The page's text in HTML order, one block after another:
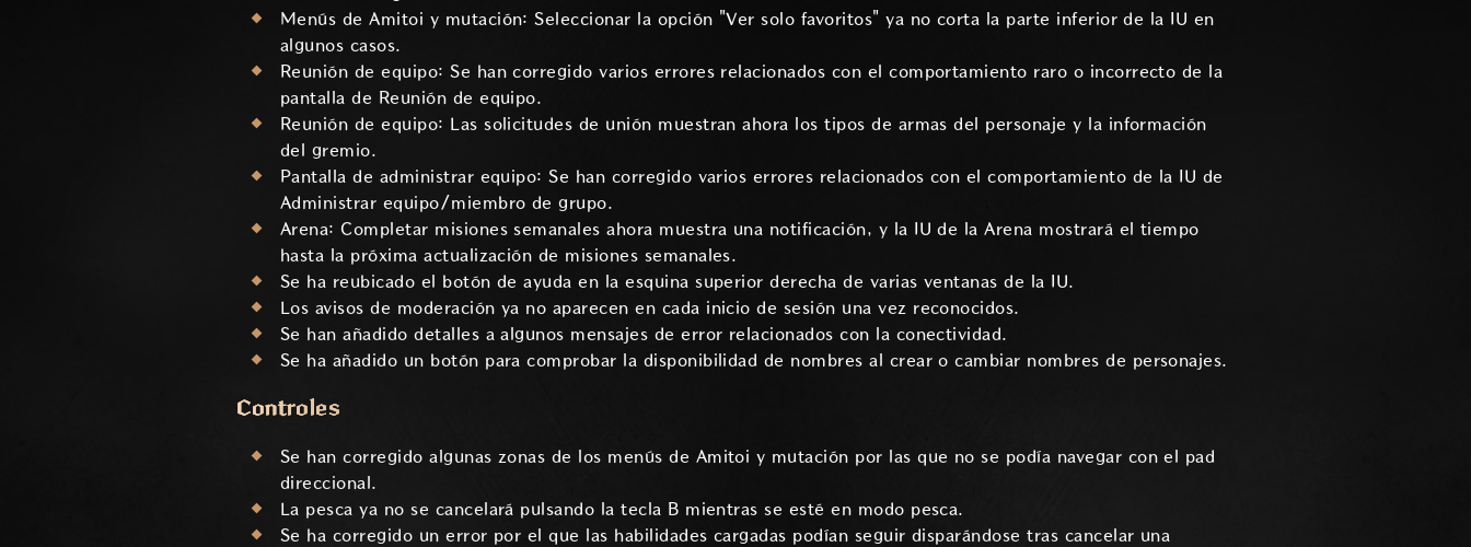
Menús de Amitoi y mutación: Seleccionar la opción "Ver solo favoritos" ya no corta la parte inferior de la IU en
algunos casos.
Reunión de equipo: Se han corregido varios errores relacionados con el comportamiento raro o incorrecto de la
pantalla de Reunión de equipo.
Reunión de equipo: Las solicitudes de unión muestran ahora los tipos de armas del personaje y la información
del gremio.
Pantalla de administrar equipo: Se han corregido varios errores relacionados con el comportamiento de la IU de
Administrar equipo/miembro de grupo.
Arena: Completar misiones semanales ahora muestra una notificación, y la IU de la Arena mostrará el tiempo
hasta la próxima actualización de misiones semanales.
Se ha reubicado el botón de ayuda en la esquina superior derecha de varias ventanas de la IU.
Los avisos de moderación ya no aparecen en cada inicio de sesión una vez reconocidos.
Se han añadido detalles a algunos mensajes de error relacionados con la conectividad.
Se ha añadido un botón para comprobar la disponibilidad de nombres al crear o cambiar nombres de personajes.
Controles
Se han corregido algunas zonas de los menús de Amitoi y mutación por las que no se podía navegar con el pad
direccional.
La pesca ya no se cancelará pulsando la tecla B mientras se esté en modo pesca.
Se ha corregido un error por el que las habilidades cargadas podían seguir disparándose tras cancelar una